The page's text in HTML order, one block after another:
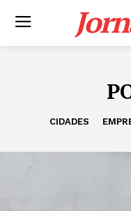
CIDADES